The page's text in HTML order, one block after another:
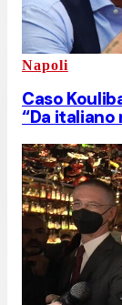
Napoli
Caso
“Da italiano